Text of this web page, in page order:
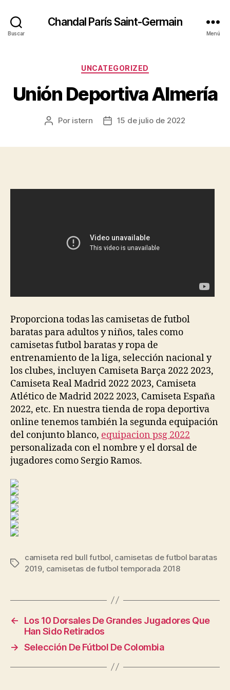
Buscar
Chandal París Saint-Germain
Menú
Categorías
UNCATEGORIZED
Unión Deportiva Almería
Autor
Por istern
Fecha15 de julio de 2022
Proporciona todas las camisetas de futbol
baratas para adultos y niños, tales como
camisetas futbol baratas y ropa de
entrenamiento de la liga, selección nacional y
los clubes, incluyen Camiseta Barça 2022 2023,
Camiseta Real Madrid 2022 2023, Camiseta
Atlético de Madrid 2022 2023, Camiseta España
2022, etc. En nuestra tienda de ropa deportiva
online tenemos también la segunda equipación
del conjunto blanco, equipacion psg 2022
personalizada con el nombre y el dorsal de
jugadores como Sergio Ramos.
Etiquetas
camiseta red bull futbol camisetas de futbol baratas
2019 camisetas de futbol temporada 2018
←
Los 10 Dorsales De Grandes Jugadores Que
Han Sido Retirados
→ Selección De Fútbol De Colombia